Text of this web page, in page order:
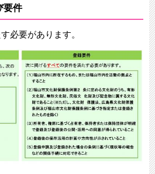
要件
必要があります。